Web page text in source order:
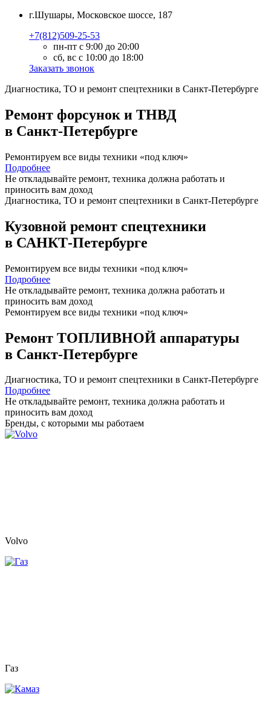
г.Шушары, Московское шоссе, 187
+7(812)509-25-53
пн-пт с 9:00 до 20:00
сб, вс с 10:00 до 18:00
Заказать звонок
Диагностика, ТО и ремонт спецтехники в Санкт-Петербурге
Ремонт форсунок и ТНВД
в Санкт-Петербурге
Ремонтируем все виды техники «под ключ»
Подробнее
Не откладывайте ремонт, техника должна работать и
приносить вам доход
Диагностика, ТО и ремонт спецтехники в Санкт-Петербурге
Кузовной ремонт спецтехники
в САНКТ-Петербурге
Ремонтируем все виды техники «под ключ»
Подробнее
Не откладывайте ремонт, техника должна работать и
приносить вам доход
Ремонтируем все виды техники «под ключ»
Ремонт ТОПЛИВНОЙ аппаратуры
в Санкт-Петербурге
Диагностика, ТО и ремонт спецтехники в Санкт-Петербурге
Подробнее
Не откладывайте ремонт, техника должна работать и
приносить вам доход
Бренды, с которыми мы работаем
Volvo
Газ